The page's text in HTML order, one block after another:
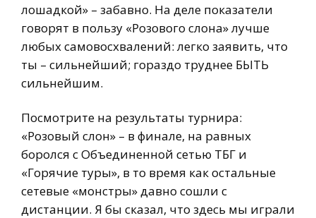
лошадкой» – забавно. На деле показатели
говорят в пользу «Розового слона» лучше
любых самовосхвалений: легко заявить, что
ты – сильнейший; гораздо труднее БЫТЬ
сильнейшим.
Посмотрите на результаты турнира:
«Розовый слон» – в финале, на равных
боролся с Объединенной сетью ТБГ и
«Горячие туры», в то время как остальные
сетевые «монстры» давно сошли с
дистанции. Я бы сказал, что здесь мы играли